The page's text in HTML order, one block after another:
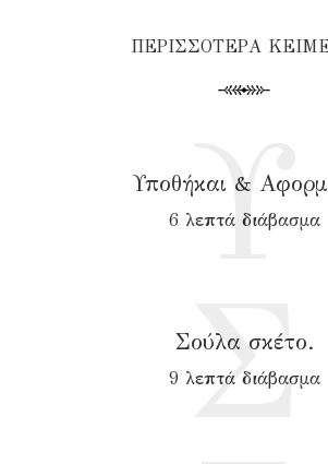
ΠΕΡΙΣΣΟΤΕΡΑ
Υποθήκαι &
6 λεπτά διάβασμα
Υ
Σούλα σκέτο.
9 λεπτά διάβασμα
Σ